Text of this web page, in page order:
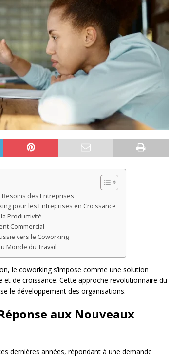
Besoins des Entreprises
pour les Entreprises en Croissance
Productivité
Commercial
vers le Coworking
Monde du Travail
le coworking s’impose comme une solution
de croissance. Cette approche révolutionnaire du
le développement des organisations.
aux Nouveaux
dernières années, répondant à une demande